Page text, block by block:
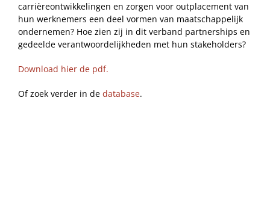
carrièreontwikkelingen en zorgen voor outplacement van
hun werknemers een deel vormen van maatschappelijk
ondernemen? Hoe zien zij in dit verband partnerships en
gedeelde verantwoordelijkheden met hun stakeholders?
Download hier de pdf.
Of zoek verder in de database.